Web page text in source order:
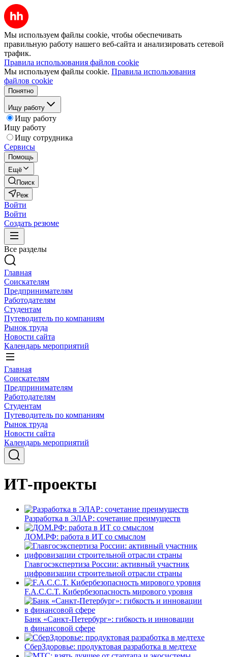
Мы используем файлы cookie, чтобы обеспечивать
правильную работу нашего веб-сайта и анализировать сетевой
трафик.
Правила использования файлов cookie
Мы используем файлы cookie. Правила использования
файлов cookie
Понятно
Ищу работу
Ищу работу
Ищу работу
Ищу сотрудника
Сервисы
Помощь
Ещё
Поиск
Реж
Войти
Войти
Создать резюме
Все разделы
Главная
Соискателям
Предпринимателям
Работодателям
Студентам
Путеводитель по компаниям
Рынок труда
Новости сайта
Календарь мероприятий
Главная
Соискателям
Предпринимателям
Работодателям
Студентам
Путеводитель по компаниям
Рынок труда
Новости сайта
Календарь мероприятий
ИТ-проекты
Разработка в ЭЛАР: сочетание преимуществ
ДОМ.РФ: работа в ИТ со смыслом
Главгосэкспертиза России: активный участник
цифровизации строительной отрасли страны
F.A.C.C.T. Кибербезопасность мирового уровня
Банк «Санкт-Петербург»: гибкость и инновации
в финансовой сфере
СберЗдоровье: продуктовая разработка в медтехе